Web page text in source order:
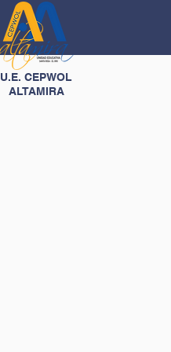
U.E. CEPWOL
ALTAMIRA